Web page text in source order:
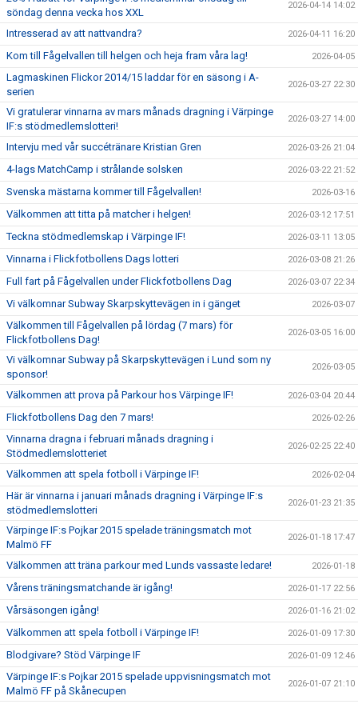
söndag denna vecka hos XXL
2026-04-14 14:02
Intresserad av att nattvandra? 2026-04-11 16:20
Kom till Fågelvallen till helgen och heja fram våra lag! 2026-04-05
Lagmaskinen Flickor 2014/15 laddar för en säsong i A-
serien
2026-03-27 22:30
Vi gratulerar vinnarna av mars månads dragning i Värpinge
IF:s stödmedlemslotteri!
2026-03-27 14:00
Intervju med vår succétränare Kristian Gren 2026-03-26 21:04
4-lags MatchCamp i strålande solsken 2026-03-22 21:52
Svenska mästarna kommer till Fågelvallen! 2026-03-16
Välkommen att titta på matcher i helgen! 2026-03-12 17:51
Teckna stödmedlemskap i Värpinge IF! 2026-03-11 13:05
Vinnarna i Flickfotbollens Dags lotteri 2026-03-08 21:26
Full fart på Fågelvallen under Flickfotbollens Dag 2026-03-07 22:34
Vi välkomnar Subway Skarpskyttevägen in i gänget 2026-03-07
Välkommen till Fågelvallen på lördag (7 mars) för
Flickfotbollens Dag!
2026-03-05 16:00
Vi välkomnar Subway på Skarpskyttevägen i Lund som ny
sponsor!
2026-03-05
Välkommen att prova på Parkour hos Värpinge IF! 2026-03-04 20:44
Flickfotbollens Dag den 7 mars! 2026-02-26
Vinnarna dragna i februari månads dragning i
Stödmedlemslotteriet
2026-02-25 22:40
Välkommen att spela fotboll i Värpinge IF! 2026-02-04
Här är vinnarna i januari månads dragning i Värpinge IF:s
stödmedlemslotteri
2026-01-23 21:35
Värpinge IF:s Pojkar 2015 spelade träningsmatch mot
Malmö FF
2026-01-18 17:47
Välkommen att träna parkour med Lunds vassaste ledare! 2026-01-18
Vårens träningsmatchande är igång! 2026-01-17 22:56
Vårsäsongen igång! 2026-01-16 21:02
Välkommen att spela fotboll i Värpinge IF! 2026-01-09 17:30
Blodgivare? Stöd Värpinge IF 2026-01-09 12:46
Värpinge IF:s Pojkar 2015 spelade uppvisningsmatch mot
Malmö FF på Skånecupen
2026-01-07 21:10